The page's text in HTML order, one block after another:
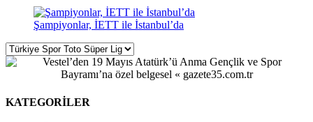
Şampiyonlar, İETT ile İstanbul’da
KATEGORİLER